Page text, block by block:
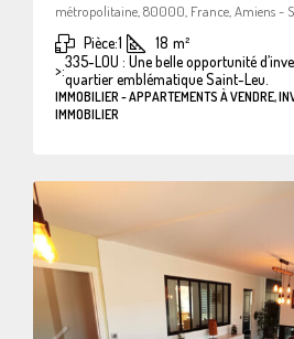
métropolitaine, 80000, France, Amiens -
Pièce:1 18 m²
>:335-LOU : Une belle opportunité
quartier emblématique Saint-Leu.
IMMOBILIER - APPARTEMENTS À VENDRE,
IMMOBILIER